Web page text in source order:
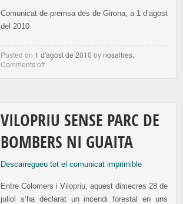
Comunicat de premsa des de Girona, a 1 d’agost
del 2010
Posted on 1 d'agost de 2010 by nosaltres
Comments off
VILOPRIU SENSE PARC DE
BOMBERS NI GUAITA
Descarregueu tot el comunicat imprimible
Entre Colomers i Vilopriu, aquest dimecres 28 de
juliol s’ha declarat un incendi forestal en uns